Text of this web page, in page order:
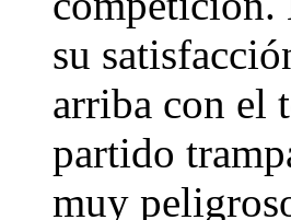
su
arriba con el
partido
muy